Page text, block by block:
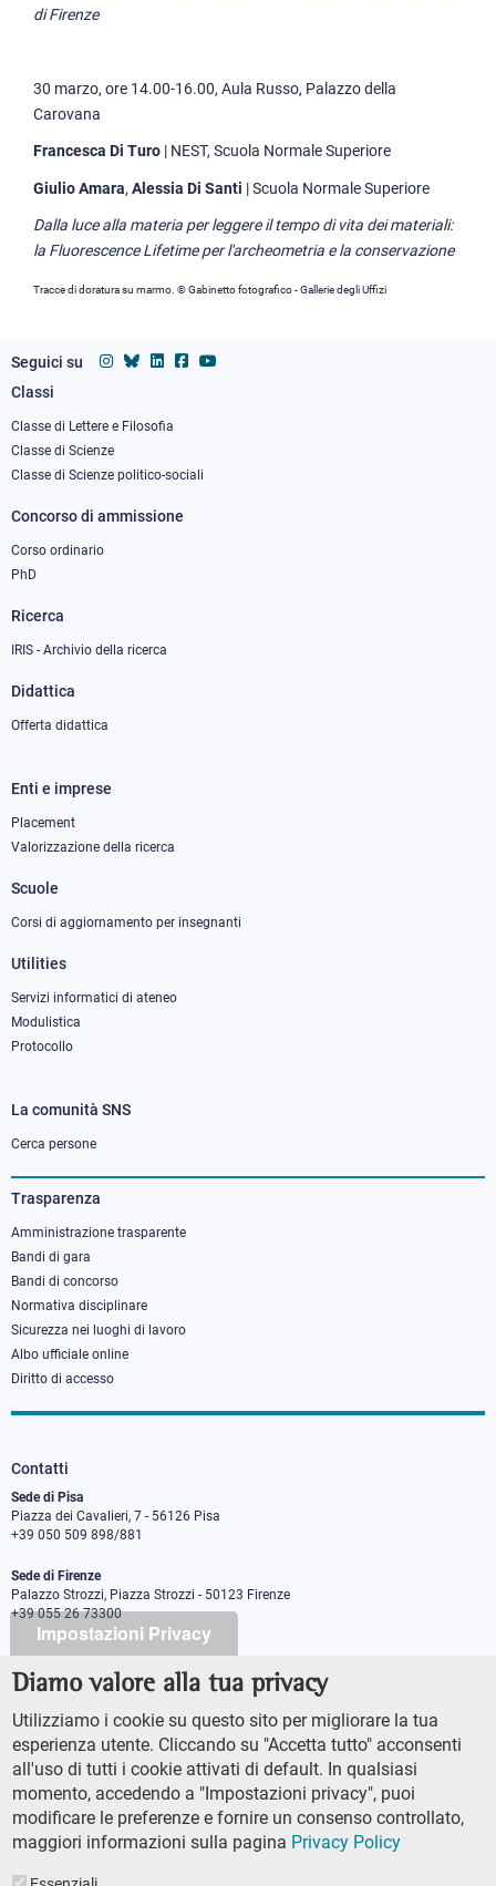
Impostazioni Privacy
Diamo valore alla tua privacy
Utilizziamo i cookie su questo sito per migliorare la tua
esperienza utente. Cliccando su "Accetta tutto" acconsenti
all'uso di tutti i cookie attivati di default. In qualsiasi
momento, accedendo a "Impostazioni privacy", puoi
modificare le preferenze e fornire un consenso controllato,
maggiori informazioni sulla pagina Privacy Policy
di Firenze
30 marzo, ore 14.00-16.00, Aula Russo, Palazzo della
Carovana
Francesca Di Turo | NEST, Scuola Normale Superiore
Giulio Amara, Alessia Di Santi | Scuola Normale Superiore
Dalla luce alla materia per leggere il tempo di vita dei materiali:
la Fluorescence Lifetime per l'archeometria e la conservazione
Tracce di doratura su marmo. © Gabinetto fotografico - Gallerie degli Uffizi
Seguici su
Footer
column
1
Classi
Classe di Lettere e Filosofia
Classe di Scienze
Classe di Scienze politico-sociali
Concorso di ammissione
Corso ordinario
PhD
Ricerca
IRIS - Archivio della ricerca
Didattica
Offerta didattica
Footer
column
Enti e imprese
Placement
Valorizzazione della ricerca
Scuole
Corsi di aggiornamento per insegnanti
Utilities
Servizi informatici di ateneo
Modulistica
Protocollo
Footer
column
3
La comunità SNS
Cerca persone
Trasparenza
Amministrazione trasparente
Bandi di gara
Bandi di concorso
Normativa disciplinare
Sicurezza nei luoghi di lavoro
Albo ufficiale online
Diritto di accesso
Contatti
Sede di Pisa
Piazza dei Cavalieri, 7 - 56126 Pisa
+39 050 509 898/881
Sede di Firenze
Palazzo Strozzi, Piazza Strozzi - 50123 Firenze
+39 055 26 73300
PEC protocollo@pec.sns.it
Codice Fiscale 8000 5050507
Ufficio comunicazione
Addetto stampa
URP - Ufficio relazioni con il pubblico